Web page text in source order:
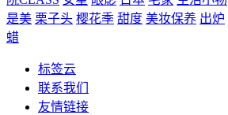
是美 栗子头 樱花季 甜度 美妆保养 出炉
蜡
标签云
联系我们
友情链接